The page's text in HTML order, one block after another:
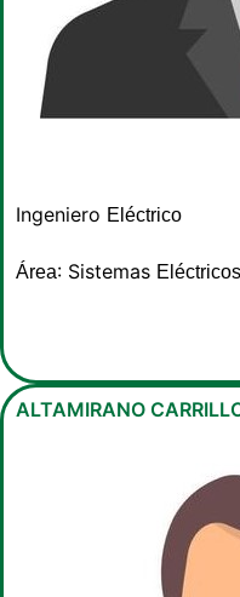
Ingeniero Eléctrico
Área: Sistemas Eléctricos
ALTAMIRANO